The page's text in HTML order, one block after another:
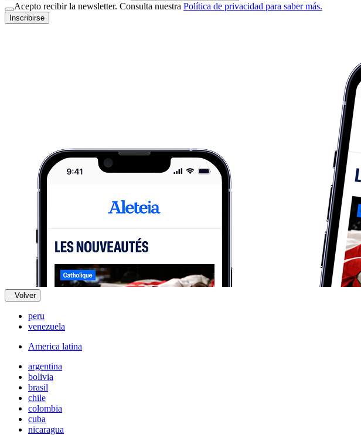
Acepto recibir la newsletter. Consulta nuestra Política de privacidad para saber más.
Inscribirse
Volver
peru
venezuela
America latina
argentina
bolivia
brasil
chile
colombia
cuba
nicaragua